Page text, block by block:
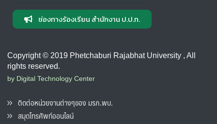
ช่องทางร้องเรียน สำนักงาน ป.ป.ท.
Copyright © 2019 Phetchaburi Rajabhat University , All
rights reserved.
by Digital Technology Center
ติดต่อหน่วยงานต่างๆของ มรภ.พบ.
สมุดโทรศัพท์ออนไลน์